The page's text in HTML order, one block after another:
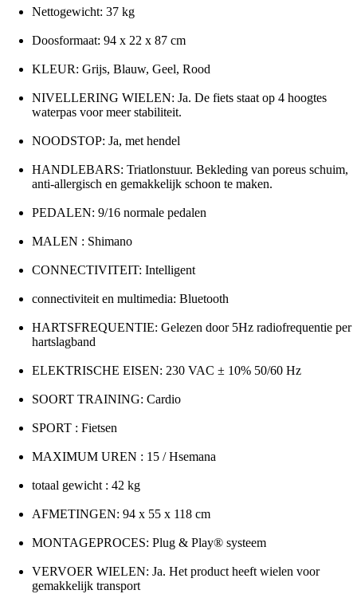
Nettogewicht: 37 kg
Doosformaat: 94 x 22 x 87 cm
KLEUR: Grijs, Blauw, Geel, Rood
NIVELLERING WIELEN: Ja. De fiets staat op 4 hoogtes
waterpas voor meer stabiliteit.
NOODSTOP: Ja, met hendel
HANDLEBARS: Triatlonstuur. Bekleding van poreus schuim,
anti-allergisch en gemakkelijk schoon te maken.
PEDALEN: 9/16 normale pedalen
MALEN : Shimano
CONNECTIVITEIT: Intelligent
connectiviteit en multimedia: Bluetooth
HARTSFREQUENTIE: Gelezen door 5Hz radiofrequentie per
hartslagband
ELEKTRISCHE EISEN: 230 VAC ± 10% 50/60 Hz
SOORT TRAINING: Cardio
SPORT : Fietsen
MAXIMUM UREN : 15 / Hsemana
totaal gewicht : 42 kg
AFMETINGEN: 94 x 55 x 118 cm
MONTAGEPROCES: Plug & Play® systeem
VERVOER WIELEN: Ja. Het product heeft wielen voor
gemakkelijk transport